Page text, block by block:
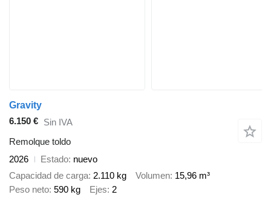
Gravity
6.150 € Sin IVA
Remolque toldo
2026
Estado nuevo
Capacidad de carga 2.110 kg Volumen 15,96 m³
Peso neto 590 kg Ejes 2